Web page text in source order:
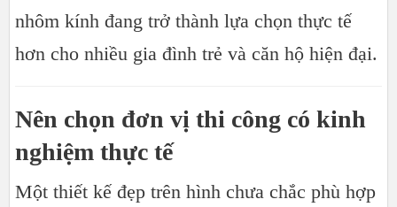
nhôm kính đang trở thành lựa chọn thực tế
hơn cho nhiều gia đình trẻ và căn hộ hiện đại.
Nên chọn đơn vị thi công có kinh
nghiệm thực tế
Một thiết kế đẹp trên hình chưa chắc phù hợp